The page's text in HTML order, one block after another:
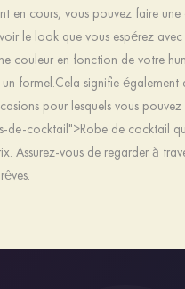
en cours, vous pouvez faire
le look que vous espérez
couleur en fonction de votre
formel.Cela signifie
pour lesquels vous
cocktail">Robe de cocktail
Assurez-vous de regarder à